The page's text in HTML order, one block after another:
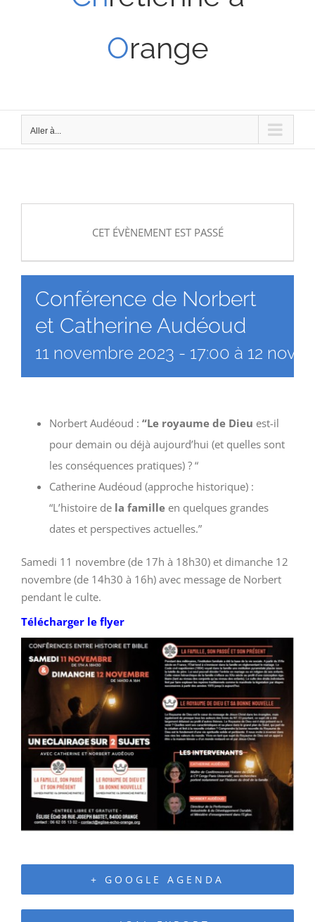
Orange
Aller à...
CET ÉVÈNEMENT EST PASSÉ
Conférence de Norbert
et Catherine Audéoud
11 novembre 2023 - 17:00 à 12
Norbert Audéoud : “Le royaume de Dieu est-il
pour demain ou déjà aujourd’hui (et quelles sont
les conséquences pratiques) ? “
Catherine Audéoud (approche historique) :
“L’histoire de la famille en quelques grandes
dates et perspectives actuelles.”
Samedi 11 novembre (de 17h à 18h30) et dimanche 12
novembre (de 14h30 à 16h) avec message de Norbert
pendant le culte.
Télécharger le flyer
+ GOOGLE AGENDA